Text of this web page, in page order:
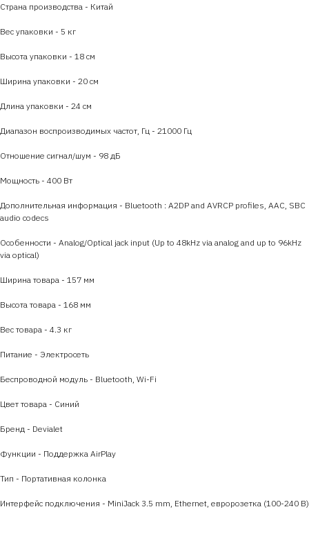
Страна производства - Китай
Вес упаковки - 5 кг
Высота упаковки - 18 см
Ширина упаковки - 20 см
Длина упаковки - 24 см
Диапазон воспроизводимых частот, Гц - 21000 Гц
Отношение сигнал/шум - 98 дБ
Мощность - 400 Вт
Дополнительная информация - Bluetooth : A2DP and AVRCP profiles, AAC, SBC
audio codecs
Особенности - Analog/Optical jack input (Up to 48kHz via analog and up to 96kHz
via optical)
Ширина товара - 157 мм
Высота товара - 168 мм
Вес товара - 4.3 кг
Питание - Электросеть
Беспроводной модуль - Bluetooth, Wi-Fi
Цвет товара - Синий
Бренд - Devialet
Функции - Поддержка AirPlay
Тип - Портативная колонка
Интерфейс подключения - MiniJack 3.5 mm, Ethernet, евророзетка (100-240 В)